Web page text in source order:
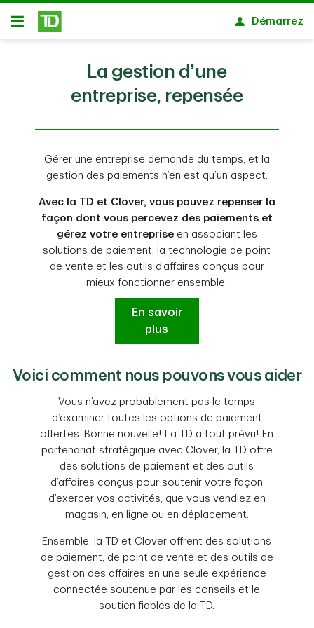
Passer au contenu principal
Ouvert
Démarrez
La gestion d’une
entreprise, repensée
Gérer une entreprise demande du temps, et la
gestion des paiements n’en est qu’un aspect.
Avec la TD et Clover, vous pouvez repenser la
façon dont vous percevez des paiements et
gérez votre entrepriseen associant les
solutions de paiement, la technologie de point
de vente et les outils d’affaires conçus pour
mieux fonctionner ensemble.
En savoir
plus
Voici comment nous pouvons vous aider
Vous n’avez probablement pas le temps
d’examiner toutes les options de paiement
offertes. Bonne nouvelle! La TD a tout prévu! En
partenariat stratégique avec Clover, la TD offre
des solutions de paiement et des outils
d’affaires conçus pour soutenir votre façon
d’exercer vos activités, que vous vendiez en
magasin, en ligne ou en déplacement.
Ensemble, la TD et Clover offrent des solutions
de paiement, de point de vente et des outils de
gestion des affaires en une seule expérience
connectée soutenue par les conseils et le
soutien fiables de la TD.